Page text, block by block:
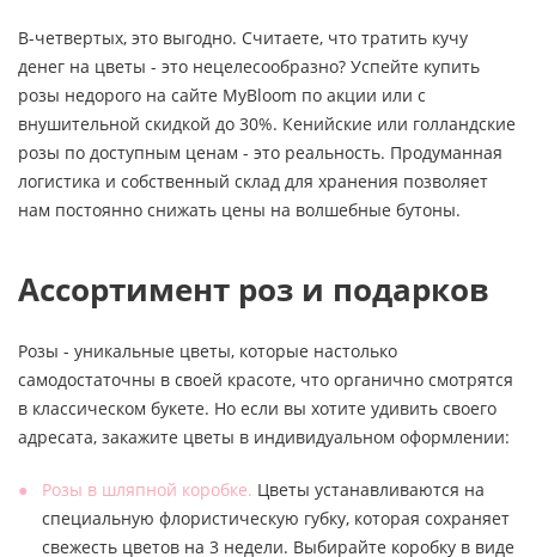
В-четвертых, это выгодно. Считаете, что тратить кучу
денег на цветы - это нецелесообразно? Успейте купить
розы недорого на сайте MyBloom по акции или с
внушительной скидкой до 30%. Кенийские или голландские
розы по доступным ценам - это реальность. Продуманная
логистика и собственный склад для хранения позволяет
нам постоянно снижать цены на волшебные бутоны.
Ассортимент роз и подарков
Розы - уникальные цветы, которые настолько
самодостаточны в своей красоте, что органично смотрятся
в классическом букете. Но если вы хотите удивить своего
адресата, закажите цветы в индивидуальном оформлении:
Розы в шляпной коробке. Цветы устанавливаются на
специальную флористическую губку, которая сохраняет
свежесть цветов на 3 недели. Выбирайте коробку в виде